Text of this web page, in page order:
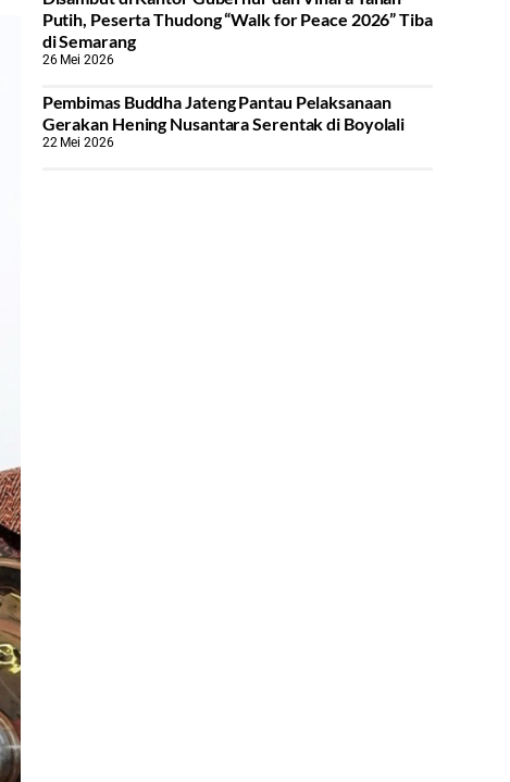
Putih, Peserta Thudong “Walk for Peace 2026” Tiba
di Semarang
26 Mei 2026
‎Pembimas Buddha Jateng Pantau Pelaksanaan
Gerakan Hening Nusantara Serentak di Boyolali
22 Mei 2026